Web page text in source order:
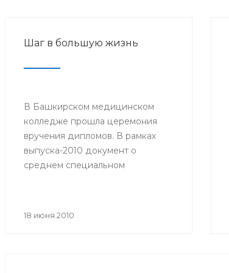
Шаг в большую жизнь
В Башкирском медицинском
колледже прошла церемония
вручения дипломов. В рамках
выпуска-2010 документ о
среднем специальном
18 июня 2010